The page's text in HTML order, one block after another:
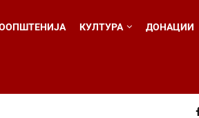
КУЛТУРА ДОНАЦИИ